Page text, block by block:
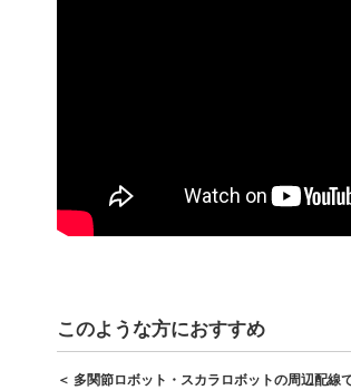
このような方におすすめ
＜ 多関節ロボット・スカラロボットの周辺配線